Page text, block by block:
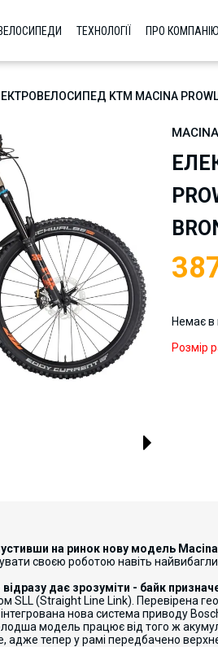
ВЕЛОСИПЕДИ ТЕХНОЛОГІЇ ПРО КОМПАНІЮ
KTM MACINA
MACINA
Немає в
Розмір
на ринок нову модель
своєю роботою навіть
дає зрозуміти - байк
SLL (Straight Line Link). Перевірена
нова система приводу
модель працює від того ж
тепер у рамі передбачено